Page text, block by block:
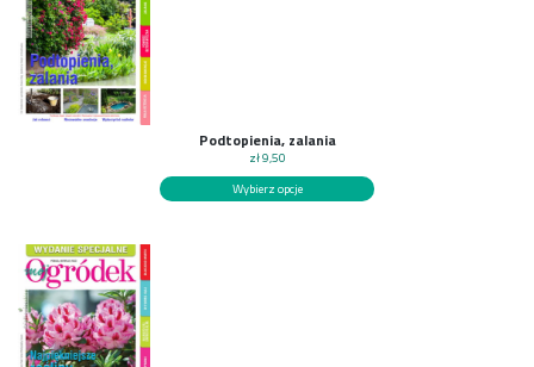
Podtopienia, zalania
zł9,50
Wybierz opcje